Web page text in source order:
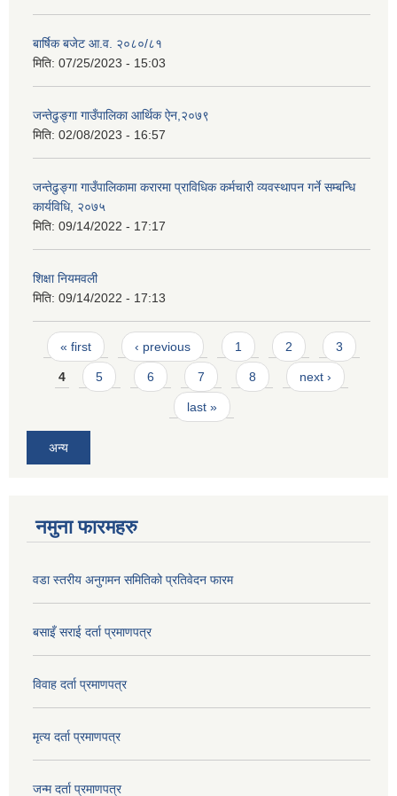
बार्षिक बजेट आ.व. २०८०/८१
मिति: 07/25/2023 - 15:03
जन्तेढुङ्गा गाउँपालिका आर्थिक ऐन,२०७९
मिति: 02/08/2023 - 16:57
जन्तेढुङ्गा गाउँपालिकामा करारमा प्राविधिक कर्मचारी व्यवस्थापन गर्ने सम्बन्धि
कार्यविधि, २०७५
मिति: 09/14/2022 - 17:17
शिक्षा नियमवली
मिति: 09/14/2022 - 17:13
Pages
« first ‹ previous 1 2 3
4 5 6 7 8 next ›
last »
अन्य
नमुना फारमहरु
वडा स्तरीय अनुगमन समितिको प्रतिवेदन फारम
बसाइँ सराई दर्ता प्रमाणपत्र
विवाह दर्ता प्रमाणपत्र
मृत्य दर्ता प्रमाणपत्र
जन्म दर्ता प्रमाणपत्र